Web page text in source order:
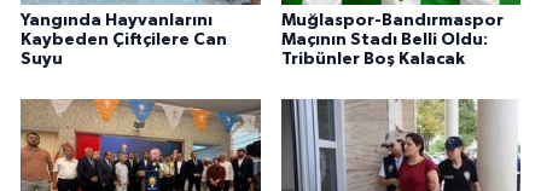
Yangında Hayvanlarını
Kaybeden Çiftçilere Can
Suyu
Muğlaspor-Bandırmaspor
Maçının Stadı Belli Oldu:
Tribünler Boş Kalacak